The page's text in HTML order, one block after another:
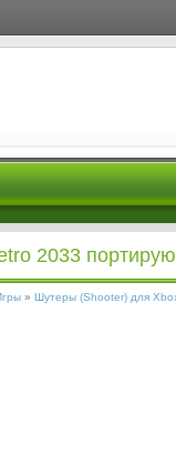
2033
» Шутеры (Shooter) для